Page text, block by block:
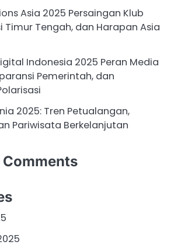
Asia 2025 Persaingan Klub
Timur Tengah, dan Harapan Asia
Indonesia 2025 Peran Media
Pemerintah, dan
2025: Tren Petualangan,
Pariwisata Berkelanjutan
Comments